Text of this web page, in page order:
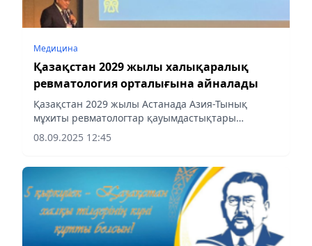
Медицина
Қазақстан 2029 жылы халықаралық
ревматология орталығына айналады
Қазақстан 2029 жылы Астанада Азия-Тынық
мұхиты ревматологтар қауымдастықтары
лигасының (APLAR) 31-ші Конгресін қабылдайды,
деп хабарлайды aqshamnews.kz.
08.09.2025 12:45